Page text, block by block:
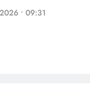
• 09:31